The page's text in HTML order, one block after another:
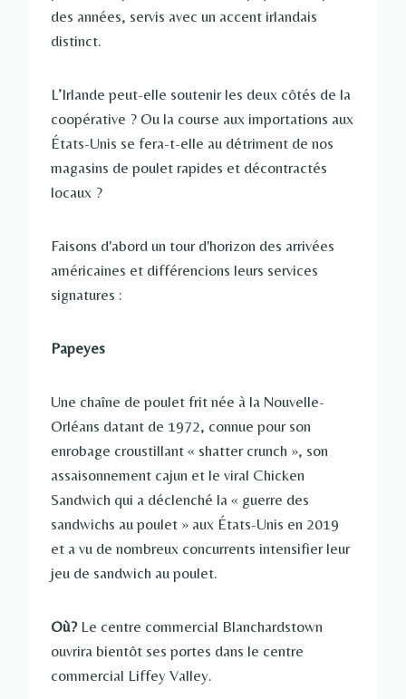
des années, servis avec un accent irlandais
distinct.
L’Irlande peut-elle soutenir les deux côtés de la
coopérative ? Ou la course aux importations aux
États-Unis se fera-t-elle au détriment de nos
magasins de poulet rapides et décontractés
locaux ?
Faisons d'abord un tour d'horizon des arrivées
américaines et différencions leurs services
signatures :
Papeyes
Une chaîne de poulet frit née à la Nouvelle-
Orléans datant de 1972, connue pour son
enrobage croustillant « shatter crunch », son
assaisonnement cajun et le viral Chicken
Sandwich qui a déclenché la « guerre des
sandwichs au poulet » aux États-Unis en 2019
et a vu de nombreux concurrents intensifier leur
jeu de sandwich au poulet.
Où? Le centre commercial Blanchardstown
ouvrira bientôt ses portes dans le centre
commercial Liffey Valley.